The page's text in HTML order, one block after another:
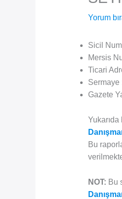
Yorum
Sicil
Mersis
Ticari
Sermaye
Gazete
Bu
NOT: Bu